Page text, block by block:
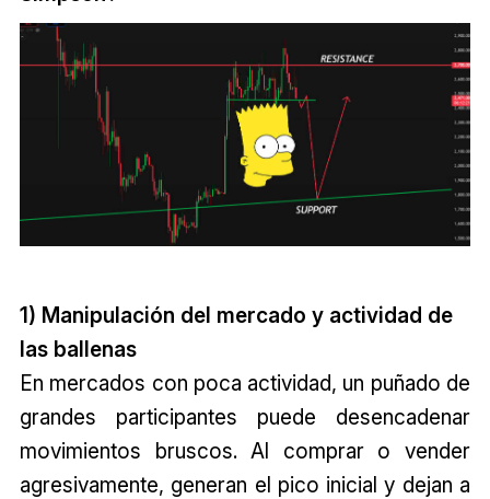
1) Manipulación del mercado y actividad de
las ballenas
En mercados con poca actividad, un puñado de
grandes participantes puede desencadenar
movimientos bruscos. Al comprar o vender
agresivamente, generan el pico inicial y dejan a